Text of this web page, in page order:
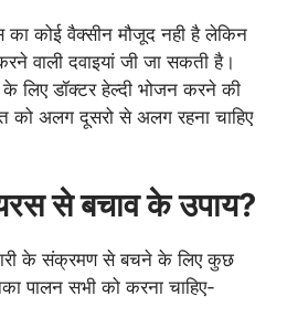
कोई वैक्सीन मौजूद नही है लेकिन
वाली दवाइयां जी जा सकती है।
डॉक्टर हेल्दी भोजन करने की
को अलग दूसरो से अलग रहना चाहिए
से बचाव के उपाय?
के संक्रमण से बचने के लिए कुछ
पालन सभी को करना चाहिए-